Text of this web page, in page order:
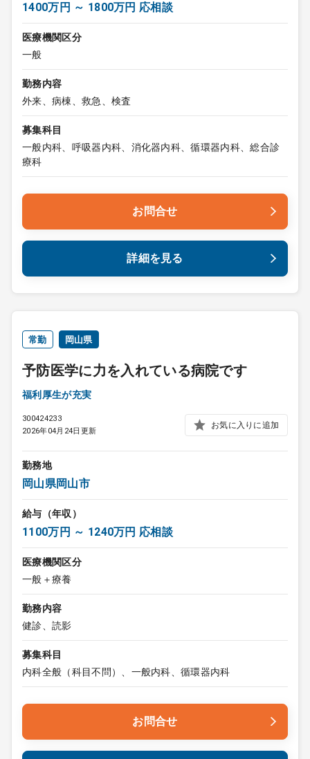
1400万円 ～ 1800万円 応相談
医療機関区分
一般
勤務内容
外来、病棟、救急、検査
募集科目
一般内科、呼吸器内科、消化器内科、循環器内科、総合診
療科
お問合せ
詳細を見る
常勤 岡山県
予防医学に力を入れている病院です
福利厚生が充実
300424233
2026年04月24日更新
お気に入りに追加
勤務地
岡山県岡山市
給与（年収）
1100万円 ～ 1240万円 応相談
医療機関区分
一般＋療養
勤務内容
健診、読影
募集科目
内科全般（科目不問）、一般内科、循環器内科
お問合せ